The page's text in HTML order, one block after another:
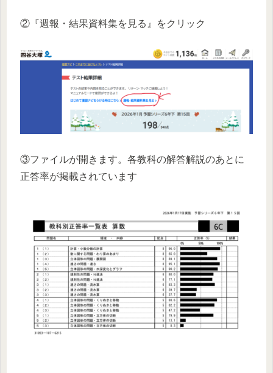
②『週報・結果資料集を見る』をクリック
③ファイルが開きます。各教科の解答解説のあとに
正答率が掲載されています